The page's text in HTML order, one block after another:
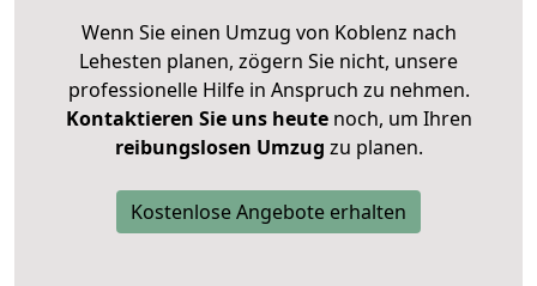
Wenn Sie einen Umzug von Koblenz nach
Lehesten planen, zögern Sie nicht, unsere
professionelle Hilfe in Anspruch zu nehmen.
Kontaktieren Sie uns heutenoch, um Ihren
reibungslosen Umzug zu planen.
Kostenlose Angebote erhalten